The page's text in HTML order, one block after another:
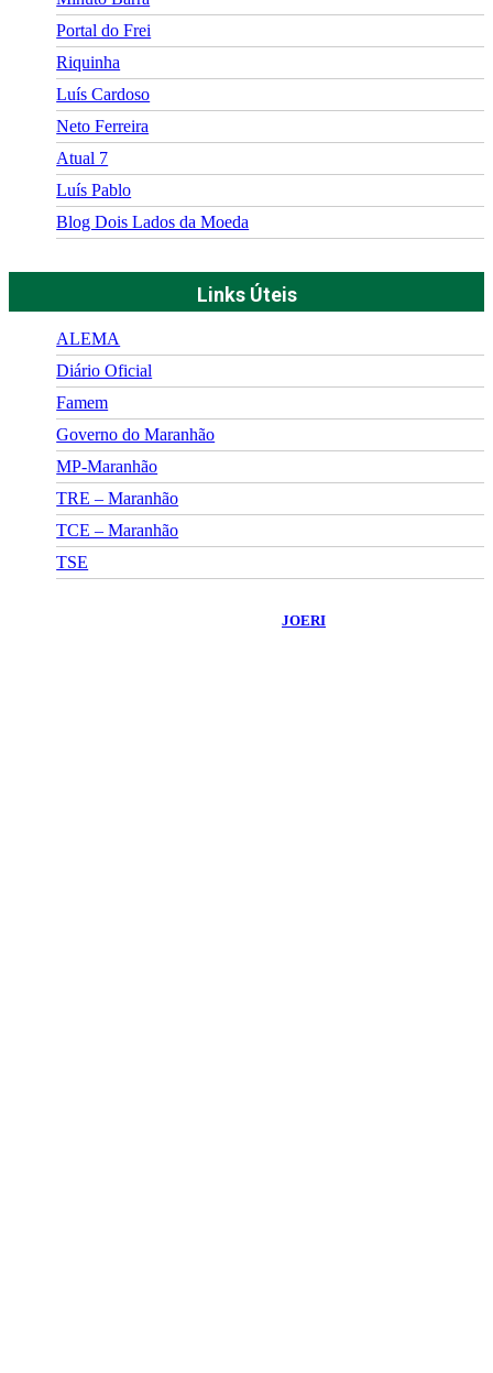
Portal do Frei
Riquinha
Luís Cardoso
Neto Ferreira
Atual 7
Luís Pablo
Blog Dois Lados da Moeda
Links Úteis
ALEMA
Diário Oficial
Famem
Governo do Maranhão
MP-Maranhão
TRE – Maranhão
TCE – Maranhão
TSE
JOERI